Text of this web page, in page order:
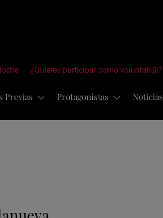
¿Quieres participar como voluntari@?
Previas Protagonistas Noticias